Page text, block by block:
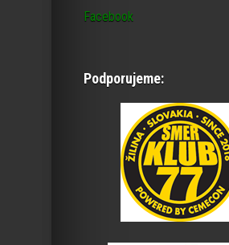
Facebook
Podporujeme: